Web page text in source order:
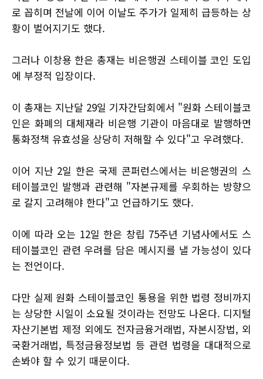
로 꼽히며 전날에 이어 이날도 주가가 일제히 급등하는 상
황이 벌어지기도 했다.
그러나 이창용 한은 총재는 비은행권 스테이블 코인 도입
에 부정적 입장이다.
이 총재는 지난달 29일 기자간담회에서 "원화 스테이블코
인은 화폐의 대체재라 비은행 기관이 마음대로 발행하면
통화정책 유효성을 상당히 저해할 수 있다"고 우려했다.
이어 지난 2일 한은 국제 콘퍼런스에서는 비은행권의 스
테이블코인 발행과 관련해 "자본규제를 우회하는 방향으
로 갈지 고려해야 한다"고 언급하기도 했다.
이에 따라 오는 12일 한은 창립 75주년 기념사에서도 스
테이블코인 관련 우려를 담은 메시지를 낼 가능성이 있다
는 전언이다.
다만 실제 원화 스테이블코인 통용을 위한 법령 정비까지
는 상당한 시일이 소요될 것이라는 전망도 나온다. 디지털
자산기본법 제정 외에도 전자금융거래법, 자본시장법, 외
국환거래법, 특정금융정보법 등 관련 법령을 대대적으로
손봐야 할 수 있기 때문이다.